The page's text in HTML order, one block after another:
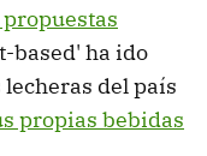
based' ha ido
del país
propias bebidas